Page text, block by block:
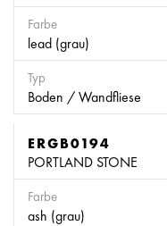
Farbe
lead (grau)
Typ
Boden / Wandfliese
ERGB0194
PORTLAND STONE
Farbe
ash (grau)